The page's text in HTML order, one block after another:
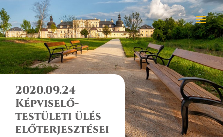
2020.09.24
Képviselő-
testületi ülés
előterjesztései